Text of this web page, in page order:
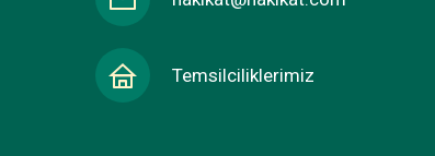
Temsilciliklerimiz